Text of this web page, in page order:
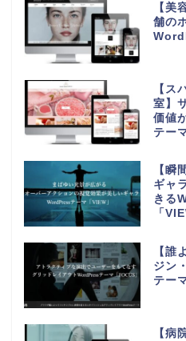
【美
舗の
【ス
室】
価値
テー
【瞬
ギャ
きる
「
【誰
ジン
テー
【病